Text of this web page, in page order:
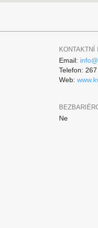
KONTAKTNÍ
Email:
Telefon:
Web:
Ne